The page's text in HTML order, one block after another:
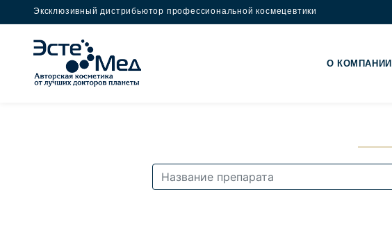
Эксклюзивный дистрибьютор профессиональной космецевтики
О КОМПАНИИ